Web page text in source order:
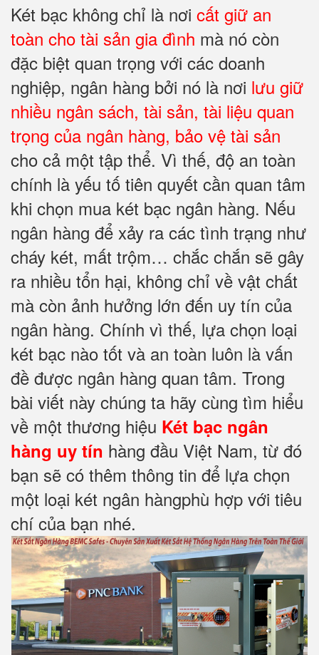
Két bạc không chỉ là nơi cất giữ an
toàn cho tài sản gia đình mà nó còn
đặc biệt quan trọng với các doanh
nghiệp, ngân hàng bởi nó là nơi lưu giữ
nhiều ngân sách, tài sản, tài liệu quan
trọng của ngân hàng, bảo vệ tài sản
cho cả một tập thể. Vì thế, độ an toàn
chính là yếu tố tiên quyết cần quan tâm
khi chọn mua két bạc ngân hàng. Nếu
ngân hàng để xảy ra các tình trạng như
cháy két, mất trộm… chắc chắn sẽ gây
ra nhiều tổn hại, không chỉ về vật chất
mà còn ảnh hưởng lớn đến uy tín của
ngân hàng. Chính vì thế, lựa chọn loại
két bạc nào tốt và an toàn luôn là vấn
đề được ngân hàng quan tâm. Trong
bài viết này chúng ta hãy cùng tìm hiểu
về một thương hiệu Két bạc ngân
hàng uy tín hàng đầu Việt Nam, từ đó
bạn sẽ có thêm thông tin để lựa chọn
một loại két ngân hàngphù hợp với tiêu
chí của bạn nhé.